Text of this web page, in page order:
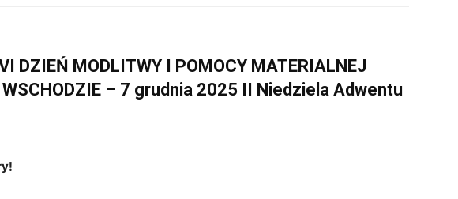
DZIEŃ MODLITWY I POMOCY MATERIALNEJ
WSCHODZIE – 7 grudnia 2025 II Niedziela Adwentu